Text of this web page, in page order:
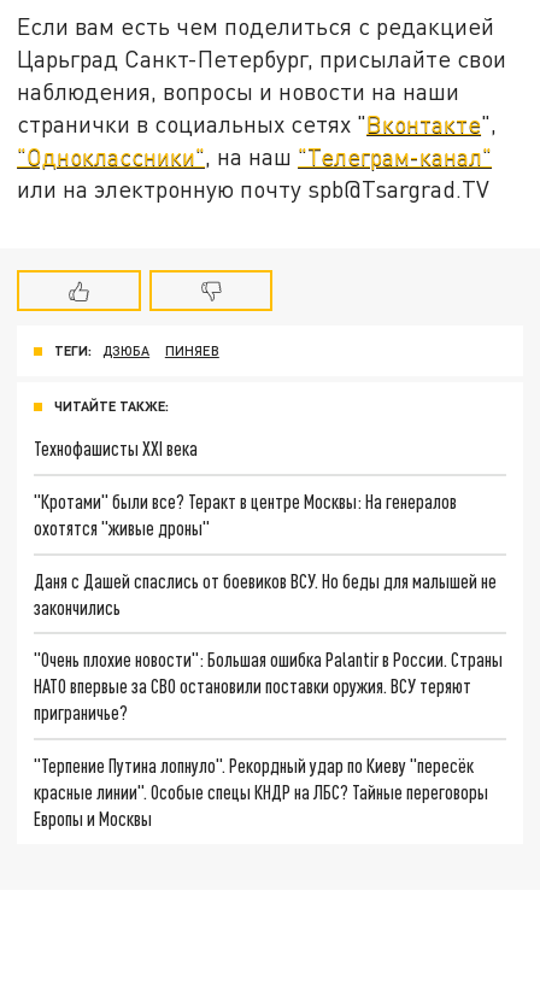
Если вам есть чем поделиться с редакцией
Царьград Санкт-Петербург, присылайте свои
наблюдения, вопросы и новости на наши
странички в социальных сетях "Вконтакте",
"Одноклассники", на наш "Телеграм-канал"
или на электронную почту spb@Tsargrad.TV
ТЕГИ: ДЗЮБА ПИНЯЕВ
ЧИТАЙТЕ ТАКЖЕ:
Технофашисты XXI века
"Кротами" были все? Теракт в центре Москвы: На генералов
охотятся "живые дроны"
Даня с Дашей спаслись от боевиков ВСУ. Но беды для малышей не
закончились
"Очень плохие новости": Большая ошибка Palantir в России. Страны
НАТО впервые за СВО остановили поставки оружия. ВСУ теряют
приграничье?
"Терпение Путина лопнуло". Рекордный удар по Киеву "пересёк
красные линии". Особые спецы КНДР на ЛБС? Тайные переговоры
Европы и Москвы